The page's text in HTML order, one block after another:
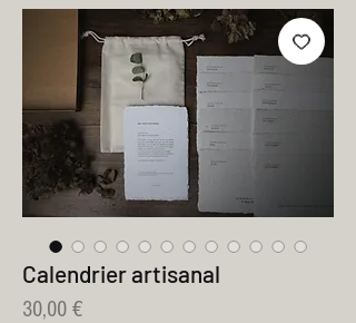
Calendrier artisanal
30,00 €Prix